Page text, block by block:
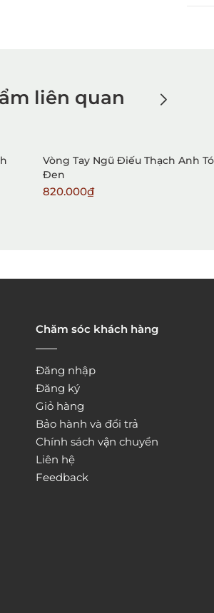
liên quan
Vòng Tay Ngũ Điếu Thạch Anh
Đen
820.000₫
Chăm sóc khách hàng
Đăng nhập
Đăng ký
Giỏ hàng
Bảo hành và đổi trả
Chính sách vận chuyển
Liên hệ
Feedback